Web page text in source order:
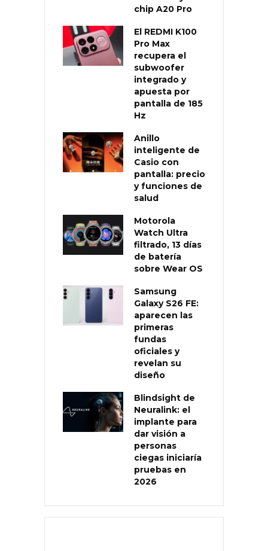
chip A20 Pro
El REDMI K100
Pro Max
recupera el
subwoofer
integrado y
apuesta por
pantalla de 185
Hz
Anillo
inteligente de
Casio con
pantalla: precio
y funciones de
salud
Motorola
Watch Ultra
filtrado, 13 días
de batería
sobre Wear OS
Samsung
Galaxy S26 FE:
aparecen las
primeras
fundas
oficiales y
revelan su
diseño
Blindsight de
Neuralink: el
implante para
dar visión a
personas
ciegas iniciaría
pruebas en
2026